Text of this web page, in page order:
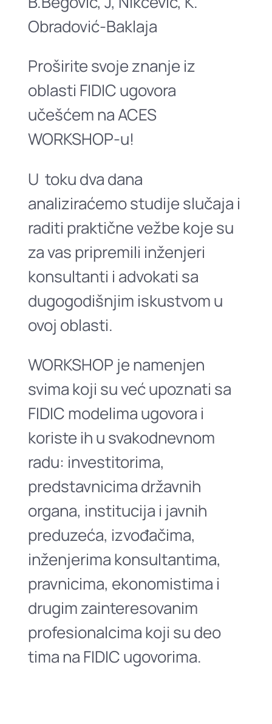
Obradović-Baklaja
Proširite svoje znanje iz
oblasti FIDIC ugovora
učešćem na ACES
WORKSHOP-u!
U toku dva dana
analiziraćemo studije slučaja i
raditi praktične vežbe koje su
za vas pripremili inženjeri
konsultanti i advokati sa
dugogodišnjim iskustvom u
ovoj oblasti.
WORKSHOP je namenjen
svima koji su već upoznati sa
FIDIC modelima ugovora i
koriste ih u svakodnevnom
radu: investitorima,
predstavnicima državnih
organa, institucija i javnih
preduzeća, izvođačima,
inženjerima konsultantima,
pravnicima, ekonomistima i
drugim zainteresovanim
profesionalcima koji su deo
tima na FIDIC ugovorima.